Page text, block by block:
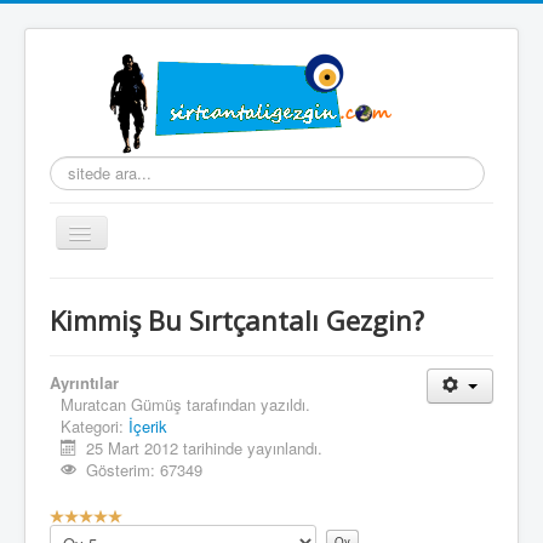
arama...
Gezinme
geçişini
Hakkımda
Hazırlık
Seyahatname
Fotoğraflar
Kimmiş Bu Sırtçantalı Gezgin?
Ayrıntılar
Muratcan Gümüş tarafından yazıldı.
Kategori: İçerik
25 Mart 2012 tarihinde yayınlandı.
Gösterim: 67349
K
uLütfen